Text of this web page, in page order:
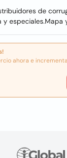
de
y especiales.Mapa
ahora e